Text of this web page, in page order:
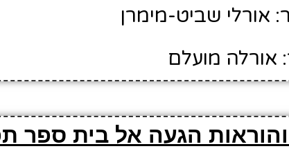
אורלי שביט-מימרן
אורלה מועלם
הגעה אל בית ספר